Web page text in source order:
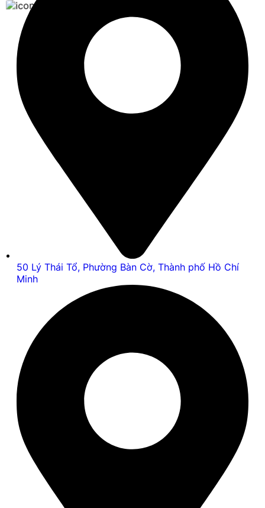
50 Lý Thái Tổ, Phường Bàn Cờ, Thành phố Hồ Chí
Minh